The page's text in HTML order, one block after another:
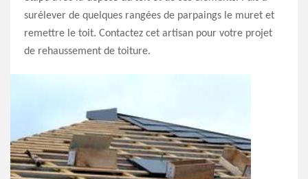
surélever de quelques rangées de parpaings le muret et
remettre le toit. Contactez cet artisan pour votre projet
de rehaussement de toiture.